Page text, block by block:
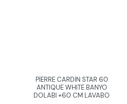
PİERRE CARDİN STAR 60
ANTIQUE WHITE BANYO
DOLABI +60 CM LAVABO